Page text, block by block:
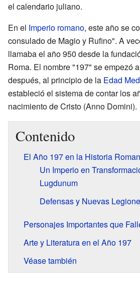
el calendario juliano.
En el Imperio romano, este año se
consulado de Magio y Rufino". A
llamaba el año 950 desde la
Roma. El nombre "197" se empezó
después, al principio de la Edad
estableció el sistema de contar los
nacimiento de Cristo (Anno Domini).
Contenido
El Año 197 en la Historia
Un Imperio en
Lugdunum
Defensas y Nuevas
Personajes Importantes que
Arte y Literatura en el Año 197
Véase también